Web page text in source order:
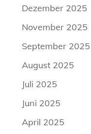
Dezember 2025
November 2025
September 2025
August 2025
Juli 2025
Juni 2025
April 2025